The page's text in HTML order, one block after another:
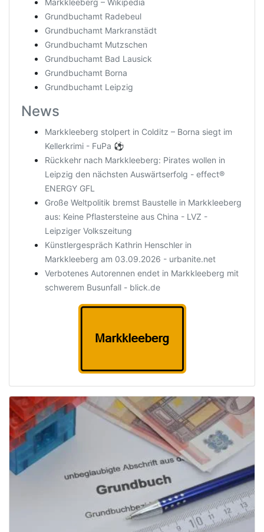
Markkleeberg – Wikipedia
Grundbuchamt Radebeul
Grundbuchamt Markranstädt
Grundbuchamt Mutzschen
Grundbuchamt Bad Lausick
Grundbuchamt Borna
Grundbuchamt Leipzig
News
Markkleeberg stolpert in Colditz – Borna siegt im
Kellerkrimi - FuPa ⚽️
Rückkehr nach Markkleeberg: Pirates wollen in
Leipzig den nächsten Auswärtserfolg - effect®
ENERGY GFL
Große Weltpolitik bremst Baustelle in Markkleeberg
aus: Keine Pflastersteine aus China - LVZ -
Leipziger Volkszeitung
Künstlergespräch Kathrin Henschler in
Markkleeberg am 03.09.2026 - urbanite.net
Verbotenes Autorennen endet in Markkleeberg mit
schwerem Busunfall - blick.de